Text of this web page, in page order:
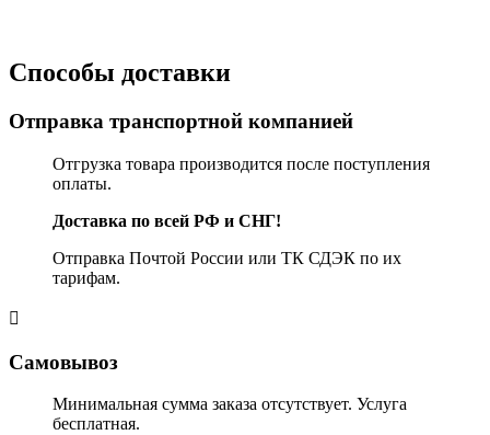
Способы доставки
Отправка транспортной компанией
Отгрузка товара производится после поступления
оплаты.
Доставка по всей РФ и СНГ!
Отправка Почтой России или ТК СДЭК по их
тарифам.
Самовывоз
Минимальная сумма заказа отсутствует. Услуга
бесплатная.